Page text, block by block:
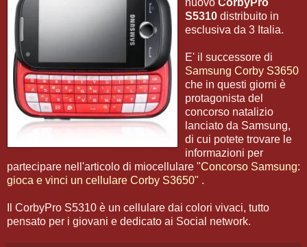
nuovo CorbyPro
S5310 distribuito in
esclusiva da 3 Italia.
E' il successore di
Samsung Corby S3650
che in questi giorni è
protagonista del
concorso natalizio
lanciato da Samsung,
di cui potete trovare le
informazioni per
partecipare nell'articolo di miocellulare "Concorso Samsung:
gioca e vinci un cellulare Corby S3650" .
Il CorbyPro S5310 è un cellulare dai colori vivaci, tutto
pensato per i giovani e dedicato ai Social network.